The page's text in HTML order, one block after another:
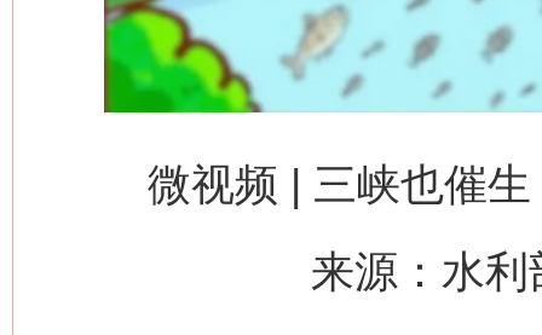
微视频 | 三峡也催生
来源：水魏明亮